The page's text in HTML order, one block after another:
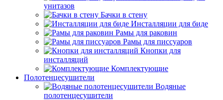
унитазов
Бачки в стену
Инсталляции для биде
Рамы для раковин
Рамы для писсуаров
Кнопки для
инсталляций
Комплектующие
Полотенцесушители
Водяные
полотенцесушители